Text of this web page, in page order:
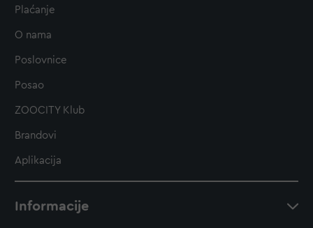
Plaćanje
O nama
Poslovnice
Posao
ZOOCITY Klub
Brandovi
Aplikacija
Informacije